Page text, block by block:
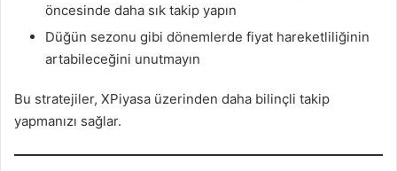
öncesinde daha sık takip yapın
Düğün sezonu gibi dönemlerde fiyat hareketliliğinin
artabileceğini unutmayın
Bu stratejiler, XPiyasa üzerinden daha bilinçli takip
yapmanızı sağlar.